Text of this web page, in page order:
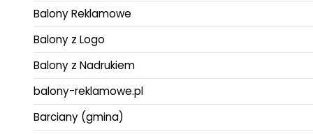
Balony Reklamowe
Balony z Logo
Balony z Nadrukiem
balony-reklamowe.pl
Barciany (gmina)